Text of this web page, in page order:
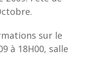
sur le
à 18H00, salle